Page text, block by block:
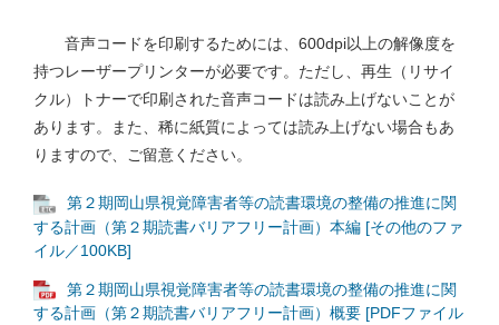
音声コードを印刷するためには、600dpi以上の解像度を
持つレーザープリンターが必要です。ただし、再生（リサイ
クル）トナーで印刷された音声コードは読み上げないことが
あります。また、稀に紙質によっては読み上げない場合もあ
りますので、ご留意ください。
第２期岡山県視覚障害者等の読書環境の整備の推進に関
する計画（第２期読書バリアフリー計画）本編 [その他のファ
イル／100KB]
第２期岡山県視覚障害者等の読書環境の整備の推進に関
する計画（第２期読書バリアフリー計画）概要 [PDFファイル